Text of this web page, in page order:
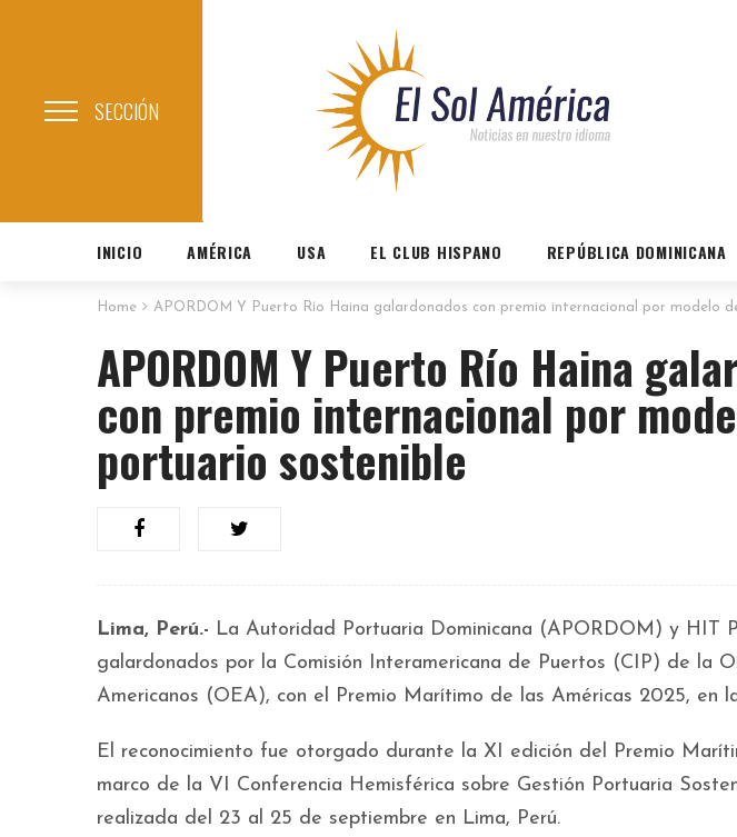
SECCIÓN
INICIO AMÉRICA USA EL CLUB HISPANO REPÚBLICA DOMINICANA
Home APORDOM Y Puerto Río Haina galardonados con premio internacional por modelo
APORDOM Y Puerto Río Haina
con premio internacional por
portuario sostenible
Lima, Perú.- La Autoridad Portuaria Dominicana (APORDOM) y HIT
galardonados por la Comisión Interamericana de Puertos (CIP) de la
Americanos (OEA), con el Premio Marítimo de las Américas 2025, en
El reconocimiento fue otorgado durante la XI edición del Premio
marco de la VI Conferencia Hemisférica sobre Gestión Portuaria
realizada del 23 al 25 de septiembre en Lima, Perú.